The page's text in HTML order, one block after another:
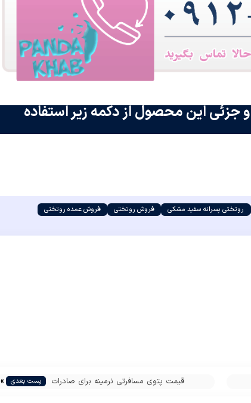
جزئی این محصول از دکمه زیر استفاده
روتختی پسرانه سفید مشکی فروش روتختی
فروش عمده روتختی
قیمت پتوی مسافرتی نرمینه برای صادرات پست بعدی »